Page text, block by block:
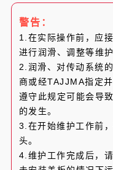
警告：
1.在实际操作前，应
进行润滑、调整等维护
2.润滑、对传动系统
商或经TAJJMA指定
遵守此规定可能会导
的发生。
3.在开始维护工作前
头。
4.维护工作完成后，